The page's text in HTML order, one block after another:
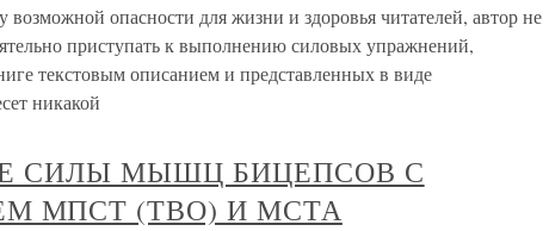
опасности для жизни и здоровья читателей, автор не
приступать к выполнению силовых упражнений,
текстовым описанием и представленных в виде
никакой
СИЛЫ МЫШЦ БИЦЕПСОВ С
МПСТ (ТВО) И МСТА